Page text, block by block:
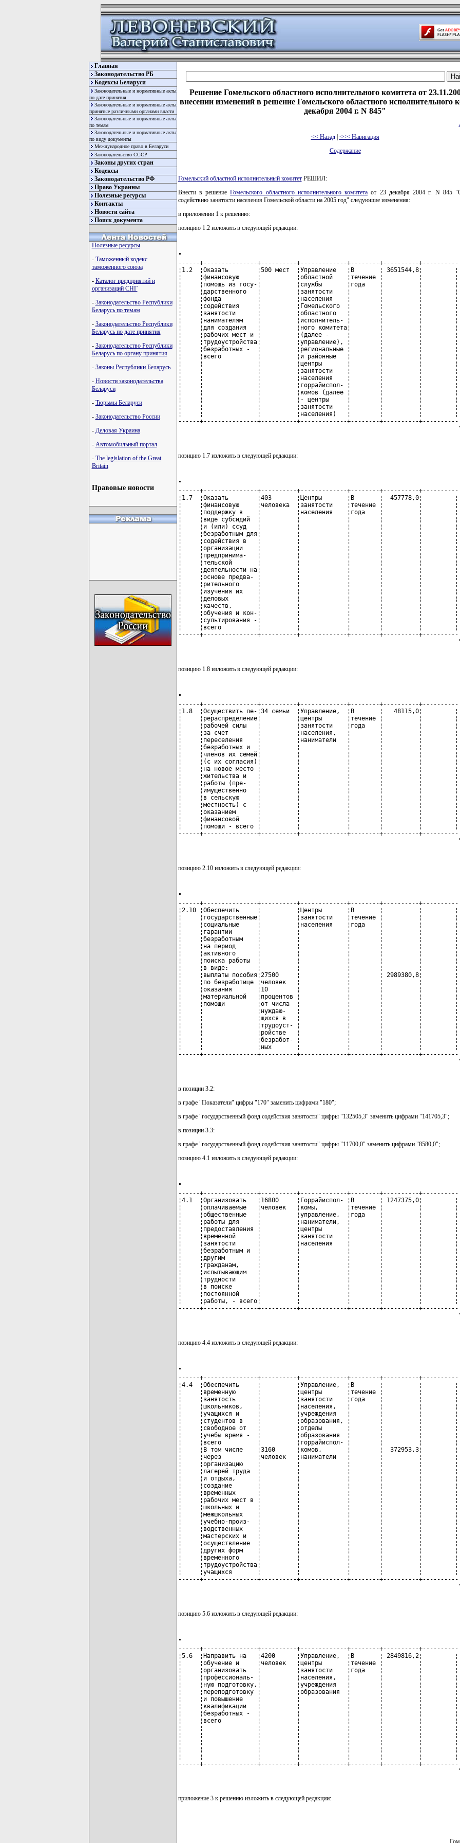
Главная
Законодательство РБ
Кодексы Беларуси
Законодательные и нормативные акты
по дате принятия
Законодательные и нормативные акты
принятые различными органами власти
Законодательные и нормативные акты
по темам
Законодательные и нормативные акты
по виду документы
Международное право в Беларуси
Законодательство СССР
Законы других стран
Кодексы
Законодательство РФ
Право Украины
Полезные ресурсы
Контакты
Новости сайта
Поиск документа
Полезные ресурсы
- Таможенный кодекс
таможенного союза
- Каталог предприятий и
организаций СНГ
- Законодательство Республики
Беларусь по темам
- Законодательство Республики
Беларусь по дате принятия
- Законодательство Республики
Беларусь по органу принятия
- Законы Республики Беларусь
- Новости законодательства
Беларуси
- Тюрьмы Беларуси
- Законодательство России
- Деловая Украина
- Автомобильный портал
- The legislation of the Great
Britain
Правовые новости
Решение Гомельского областного исполнительного комитета от
внесении изменений в решение Гомельского областного исполнительного
декабря 2004 г. N 845"
<< Назад| <<< Навигация
Содержание
Гомельский областной исполнительный комитетРЕШИЛ:
Внести в решениеГомельского областного исполнительного комитета от 23 декабря 2004 г. N 845
содействию занятости населения Гомельской области на 2005 год" следующие изменения:
в приложении 1 к решению:
позицию 1.2 изложить в следующей редакции:
"
------+---------------+----------+-------------+--------+----------+----------
¦1.2  ¦Оказать        ¦500 мест  ¦Управление   ¦В       ¦ 3651544,8¦         ¦
¦     ¦финансовую     ¦          ¦областной    ¦течение ¦          ¦         ¦
¦     ¦помощь из госу-¦          ¦службы       ¦года    ¦          ¦         ¦
¦     ¦дарственного   ¦          ¦занятости    ¦        ¦          ¦         ¦
¦     ¦фонда          ¦          ¦населения    ¦        ¦          ¦         ¦
¦     ¦содействия     ¦          ¦Гомельского  ¦        ¦          ¦         ¦
¦     ¦занятости      ¦          ¦областного   ¦        ¦          ¦         ¦
¦     ¦нанимателям    ¦          ¦исполнитель- ¦        ¦          ¦         ¦
¦     ¦для создания   ¦          ¦ного комитета¦        ¦          ¦         ¦
¦     ¦рабочих мест и ¦          ¦(далее -     ¦        ¦          ¦         ¦
¦     ¦трудоустройства¦          ¦управление), ¦        ¦          ¦         ¦
¦     ¦безработных -  ¦          ¦региональные ¦        ¦          ¦         ¦
¦     ¦всего          ¦          ¦и районные   ¦        ¦          ¦         ¦
¦     ¦               ¦          ¦центры       ¦        ¦          ¦         ¦
¦     ¦               ¦          ¦занятости    ¦        ¦          ¦         ¦
¦     ¦               ¦          ¦населения    ¦        ¦          ¦         ¦
¦     ¦               ¦          ¦горрайиспол- ¦        ¦          ¦         ¦
¦     ¦               ¦          ¦комов (далее ¦        ¦          ¦         ¦
¦     ¦               ¦          ¦- центры     ¦        ¦          ¦         ¦
¦     ¦               ¦          ¦занятости    ¦        ¦          ¦         ¦
¦     ¦               ¦          ¦населения)   ¦        ¦          ¦         ¦
------+---------------+----------+-------------+--------+----------+----------
позицию 1.7 изложить в следующей редакции:
"
------+---------------+----------+-------------+--------+----------+----------
¦1.7  ¦Оказать        ¦403       ¦Центры       ¦В       ¦  457778,0¦         ¦
¦     ¦финансовую     ¦человека  ¦занятости    ¦течение ¦          ¦         ¦
¦     ¦поддержку в    ¦          ¦населения    ¦года    ¦          ¦         ¦
¦     ¦виде субсидий  ¦          ¦             ¦        ¦          ¦         ¦
¦     ¦и (или) ссуд   ¦          ¦             ¦        ¦          ¦         ¦
¦     ¦безработным для¦          ¦             ¦        ¦          ¦         ¦
¦     ¦содействия в   ¦          ¦             ¦        ¦          ¦         ¦
¦     ¦организации    ¦          ¦             ¦        ¦          ¦         ¦
¦     ¦предпринима-   ¦          ¦             ¦        ¦          ¦         ¦
¦     ¦тельской       ¦          ¦             ¦        ¦          ¦         ¦
¦     ¦деятельности на¦          ¦             ¦        ¦          ¦         ¦
¦     ¦основе предва- ¦          ¦             ¦        ¦          ¦         ¦
¦     ¦рительного     ¦          ¦             ¦        ¦          ¦         ¦
¦     ¦изучения их    ¦          ¦             ¦        ¦          ¦         ¦
¦     ¦деловых        ¦          ¦             ¦        ¦          ¦         ¦
¦     ¦качеств,       ¦          ¦             ¦        ¦          ¦         ¦
¦     ¦обучения и кон-¦          ¦             ¦        ¦          ¦         ¦
¦     ¦сультирования -¦          ¦             ¦        ¦          ¦         ¦
¦     ¦всего          ¦          ¦             ¦        ¦          ¦         ¦
------+---------------+----------+-------------+--------+----------+----------
позицию 1.8 изложить в следующей редакции:
"
------+---------------+----------+-------------+--------+----------+----------
¦1.8  ¦Осуществить пе-¦34 семьи  ¦Управление,  ¦В       ¦   48115,0¦         ¦
¦     ¦рераспределение¦          ¦центры       ¦течение ¦          ¦         ¦
¦     ¦рабочей силы   ¦          ¦занятости    ¦года    ¦          ¦         ¦
¦     ¦за счет        ¦          ¦населения,   ¦        ¦          ¦         ¦
¦     ¦переселения    ¦          ¦наниматели   ¦        ¦          ¦         ¦
¦     ¦безработных и  ¦          ¦             ¦        ¦          ¦         ¦
¦     ¦членов их семей¦          ¦             ¦        ¦          ¦         ¦
¦     ¦(с их согласия)¦          ¦             ¦        ¦          ¦         ¦
¦     ¦на новое место ¦          ¦             ¦        ¦          ¦         ¦
¦     ¦жительства и   ¦          ¦             ¦        ¦          ¦         ¦
¦     ¦работы (пре-   ¦          ¦             ¦        ¦          ¦         ¦
¦     ¦имущественно   ¦          ¦             ¦        ¦          ¦         ¦
¦     ¦в сельскую     ¦          ¦             ¦        ¦          ¦         ¦
¦     ¦местность) с   ¦          ¦             ¦        ¦          ¦         ¦
¦     ¦оказанием      ¦          ¦             ¦        ¦          ¦         ¦
¦     ¦финансовой     ¦          ¦             ¦        ¦          ¦         ¦
¦     ¦помощи - всего ¦          ¦             ¦        ¦          ¦         ¦
------+---------------+----------+-------------+--------+----------+----------
позицию 2.10 изложить в следующей редакции:
"
------+---------------+----------+-------------+--------+----------+----------
¦2.10 ¦Обеспечить     ¦          ¦Центры       ¦В       ¦          ¦         ¦
¦     ¦государственные¦          ¦занятости    ¦течение ¦          ¦         ¦
¦     ¦социальные     ¦          ¦населения    ¦года    ¦          ¦         ¦
¦     ¦гарантии       ¦          ¦             ¦        ¦          ¦         ¦
¦     ¦безработным    ¦          ¦             ¦        ¦          ¦         ¦
¦     ¦на период      ¦          ¦             ¦        ¦          ¦         ¦
¦     ¦активного      ¦          ¦             ¦        ¦          ¦         ¦
¦     ¦поиска работы  ¦          ¦             ¦        ¦          ¦         ¦
¦     ¦в виде:        ¦          ¦             ¦        ¦          ¦         ¦
¦     ¦выплаты пособия¦27500     ¦             ¦        ¦ 2989380,8¦         ¦
¦     ¦по безработице ¦человек   ¦             ¦        ¦          ¦         ¦
¦     ¦оказания       ¦10        ¦             ¦        ¦          ¦         ¦
¦     ¦материальной   ¦процентов ¦             ¦        ¦          ¦         ¦
¦     ¦помощи         ¦от числа  ¦             ¦        ¦          ¦         ¦
¦     ¦               ¦нуждаю-   ¦             ¦        ¦          ¦         ¦
¦     ¦               ¦щихся в   ¦             ¦        ¦          ¦         ¦
¦     ¦               ¦трудоуст- ¦             ¦        ¦          ¦         ¦
¦     ¦               ¦ройстве   ¦             ¦        ¦          ¦         ¦
¦     ¦               ¦безработ- ¦             ¦        ¦          ¦         ¦
¦     ¦               ¦ных       ¦             ¦        ¦          ¦         ¦
------+---------------+----------+-------------+--------+----------+----------
в позиции 3.2:
в графе "Показатели" цифры "170" заменить цифрами "180";
в графе "государственный фонд содействия занятости" цифры "132505,3" заменить цифрами "141705,3";
в позиции 3.3:
в графе "государственный фонд содействия занятости" цифры "11700,0" заменить цифрами "8580,0";
позицию 4.1 изложить в следующей редакции:
"
------+---------------+----------+-------------+--------+----------+----------
¦4.1  ¦Организовать   ¦16800     ¦Горрайиспол- ¦В       ¦ 1247375,0¦         ¦
¦     ¦оплачиваемые   ¦человек   ¦комы,        ¦течение ¦          ¦         ¦
¦     ¦общественные   ¦          ¦управление,  ¦года    ¦          ¦         ¦
¦     ¦работы для     ¦          ¦наниматели,  ¦        ¦          ¦         ¦
¦     ¦предоставления ¦          ¦центры       ¦        ¦          ¦         ¦
¦     ¦временной      ¦          ¦занятости    ¦        ¦          ¦         ¦
¦     ¦занятости      ¦          ¦населения    ¦        ¦          ¦         ¦
¦     ¦безработным и  ¦          ¦             ¦        ¦          ¦         ¦
¦     ¦другим         ¦          ¦             ¦        ¦          ¦         ¦
¦     ¦гражданам,     ¦          ¦             ¦        ¦          ¦         ¦
¦     ¦испытывающим   ¦          ¦             ¦        ¦          ¦         ¦
¦     ¦трудности      ¦          ¦             ¦        ¦          ¦         ¦
¦     ¦в поиске       ¦          ¦             ¦        ¦          ¦         ¦
¦     ¦постоянной     ¦          ¦             ¦        ¦          ¦         ¦
¦     ¦работы, - всего¦          ¦             ¦        ¦          ¦         ¦
------+---------------+----------+-------------+--------+----------+----------
позицию 4.4 изложить в следующей редакции:
"
------+---------------+----------+-------------+--------+----------+----------
¦4.4  ¦Обеспечить     ¦          ¦Управление,  ¦В       ¦          ¦         ¦
¦     ¦временную      ¦          ¦центры       ¦течение ¦          ¦         ¦
¦     ¦занятость      ¦          ¦занятости    ¦года    ¦          ¦         ¦
¦     ¦школьников,    ¦          ¦населения,   ¦        ¦          ¦         ¦
¦     ¦учащихся и     ¦          ¦учреждения   ¦        ¦          ¦         ¦
¦     ¦студентов в    ¦          ¦образования, ¦        ¦          ¦         ¦
¦     ¦свободное от   ¦          ¦отделы       ¦        ¦          ¦         ¦
¦     ¦учебы время -  ¦          ¦образования  ¦        ¦          ¦         ¦
¦     ¦всего          ¦          ¦горрайиспол- ¦        ¦          ¦         ¦
¦     ¦В том числе    ¦3160      ¦комов,       ¦        ¦  372953,3¦         ¦
¦     ¦через          ¦человек   ¦наниматели   ¦        ¦          ¦         ¦
¦     ¦организацию    ¦          ¦             ¦        ¦          ¦         ¦
¦     ¦лагерей труда  ¦          ¦             ¦        ¦          ¦         ¦
¦     ¦и отдыха,      ¦          ¦             ¦        ¦          ¦         ¦
¦     ¦создание       ¦          ¦             ¦        ¦          ¦         ¦
¦     ¦временных      ¦          ¦             ¦        ¦          ¦         ¦
¦     ¦рабочих мест в ¦          ¦             ¦        ¦          ¦         ¦
¦     ¦школьных и     ¦          ¦             ¦        ¦          ¦         ¦
¦     ¦межшкольных    ¦          ¦             ¦        ¦          ¦         ¦
¦     ¦учебно-произ-  ¦          ¦             ¦        ¦          ¦         ¦
¦     ¦водственных    ¦          ¦             ¦        ¦          ¦         ¦
¦     ¦мастерских и   ¦          ¦             ¦        ¦          ¦         ¦
¦     ¦осуществление  ¦          ¦             ¦        ¦          ¦         ¦
¦     ¦других форм    ¦          ¦             ¦        ¦          ¦         ¦
¦     ¦временного     ¦          ¦             ¦        ¦          ¦         ¦
¦     ¦трудоустройства¦          ¦             ¦        ¦          ¦         ¦
¦     ¦учащихся       ¦          ¦             ¦        ¦          ¦         ¦
------+---------------+----------+-------------+--------+----------+----------
позицию 5.6 изложить в следующей редакции:
"
------+---------------+----------+-------------+--------+----------+----------
¦5.6  ¦Направить на   ¦4200      ¦Управление,  ¦В       ¦ 2849816,2¦         ¦
¦     ¦обучение и     ¦человек   ¦центры       ¦течение ¦          ¦         ¦
¦     ¦организовать   ¦          ¦занятости    ¦года    ¦          ¦         ¦
¦     ¦профессиональ- ¦          ¦населения,   ¦        ¦          ¦         ¦
¦     ¦ную подготовку,¦          ¦учреждения   ¦        ¦          ¦         ¦
¦     ¦переподготовку ¦          ¦образования  ¦        ¦          ¦         ¦
¦     ¦и повышение    ¦          ¦             ¦        ¦          ¦         ¦
¦     ¦квалификации   ¦          ¦             ¦        ¦          ¦         ¦
¦     ¦безработных -  ¦          ¦             ¦        ¦          ¦         ¦
¦     ¦всего          ¦          ¦             ¦        ¦          ¦         ¦
¦     ¦               ¦          ¦             ¦        ¦          ¦         ¦
¦     ¦               ¦          ¦             ¦        ¦          ¦         ¦
¦     ¦               ¦          ¦             ¦        ¦          ¦         ¦
¦     ¦               ¦          ¦             ¦        ¦          ¦         ¦
¦     ¦               ¦          ¦             ¦        ¦          ¦         ¦
------+---------------+----------+-------------+--------+----------+----------
приложение 3 к решению изложить в следующей редакции: